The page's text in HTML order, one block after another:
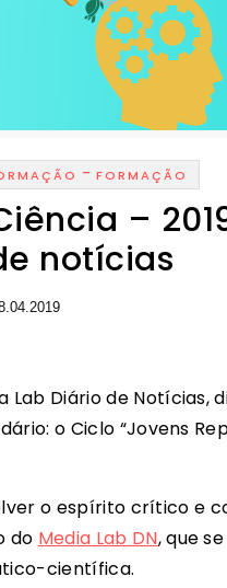
- FORMAÇÃO
–
notícias
Lab Diário de Notícias,
o Ciclo “Jovens
o espírito crítico e
do Media Lab DN, que
científica.